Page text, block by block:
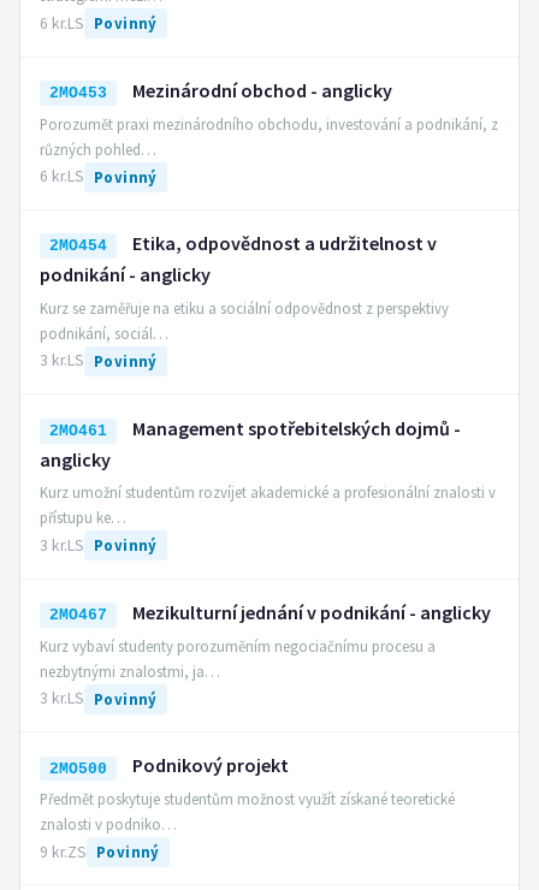
6 kr.LS Povinný
2MO453 Mezinárodní obchod - anglicky
Porozumět praxi mezinárodního obchodu, investování a podnikání, z
různých pohled…
6 kr.LS Povinný
2MO454
Etika, odpovědnost a udržitelnost v
podnikání - anglicky
Kurz se zaměřuje na etiku a sociální odpovědnost z perspektivy
podnikání, sociál…
3 kr.LS Povinný
2MO461
Management spotřebitelských dojmů -
anglicky
Kurz umožní studentům rozvíjet akademické a profesionální znalosti v
přístupu ke…
3 kr.LS Povinný
2MO467 Mezikulturní jednání v podnikání - anglicky
Kurz vybaví studenty porozuměním negociačnímu procesu a
nezbytnými znalostmi, ja…
3 kr.LS Povinný
2MO500 Podnikový projekt
Předmět poskytuje studentům možnost využít získané teoretické
znalosti v podniko…
9 kr.ZS Povinný